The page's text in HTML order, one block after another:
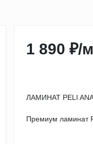
1 890 ₽/
ЛАМИНАТ PELI
Премиум ламинат